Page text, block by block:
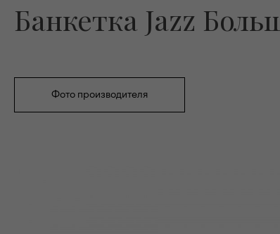
Банкетка Jazz
Фото производителя